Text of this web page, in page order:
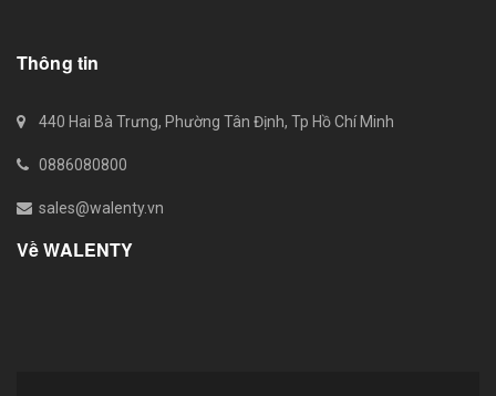
Thông tin
440 Hai Bà Trưng, Phường Tân Định, Tp Hồ Chí Minh
0886080800
sales@walenty.vn
Về WALENTY